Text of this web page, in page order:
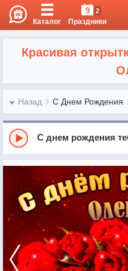
Каталог
9 2
Праздники
Красивая
Назад С Днем Рождения
С днем рождения